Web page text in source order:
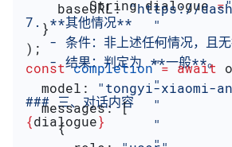
7. **其他情况**
- 条件：非上述任何情况，且
   - 结果：判定为 **一般**。
### 三、对话内容
{dialogue}
        String
dialogue =
"
"
"
"
"
"
    baseURL:
"https://
  }
);
const completion = await
  model:
"tongyi-xiaomi-
  messages:
[
    {